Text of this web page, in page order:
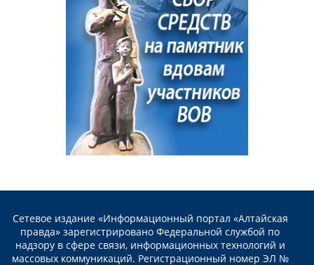
Сетевое издание «Информационный портал «Алтайская
правда» зарегистрировано Федеральной службой по
надзору в сфере связи, информационных технологий и
массовых коммуникаций. Регистрационный номер ЭЛ №